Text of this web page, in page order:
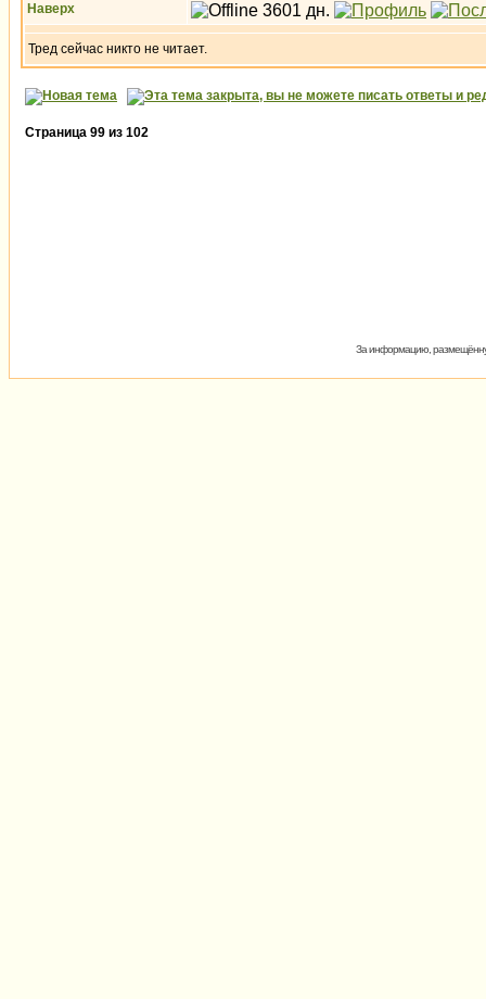
Наверх
Тред сейчас никто не читает.
Страница 99 из 102
За информацию,